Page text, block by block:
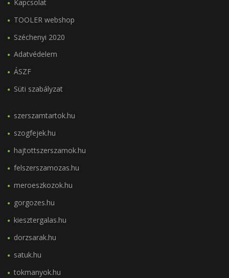
Kapcsolat
TOOLER webshop
Széchenyi 2020
Adatvédelem
ÁSZF
Süti szabályzat
szerszamtartok.hu
szogfejek.hu
hajtottszerszamok.hu
felszerszamozas.hu
meroeszkozok.hu
gorgozes.hu
kiesztergalas.hu
dorzsarak.hu
satuk.hu
tokmanyok.hu